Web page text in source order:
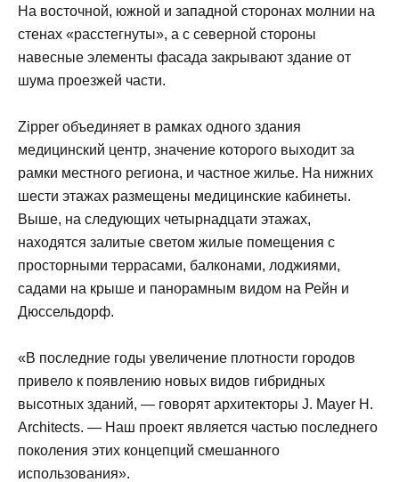
На восточной, южной и западной сторонах молнии на
стенах «расстегнуты», а с северной стороны
навесные элементы фасада закрывают здание от
шума проезжей части.
Zipper объединяет в рамках одного здания
медицинский центр, значение которого выходит за
рамки местного региона, и частное жилье. На нижних
шести этажах размещены медицинские кабинеты.
Выше, на следующих четырнадцати этажах,
находятся залитые светом жилые помещения с
просторными террасами, балконами, лоджиями,
садами на крыше и панорамным видом на Рейн и
Дюссельдорф.
«В последние годы увеличение плотности городов
привело к появлению новых видов гибридных
высотных зданий, — говорят архитекторы J. Mayer H.
Architects. — Наш проект является частью последнего
поколения этих концепций смешанного
использования».